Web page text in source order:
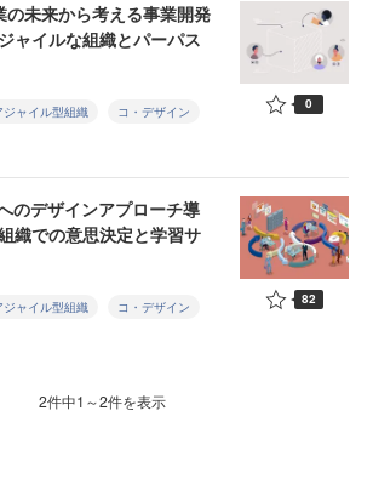
未来から考える事業開発
ャイルな組織とパーパス
ジャイル型組織 コ・デザイン 0
のデザインアプローチ導
織での意思決定と学習サ
ジャイル型組織 コ・デザイン 82
2件中1～2件を表示